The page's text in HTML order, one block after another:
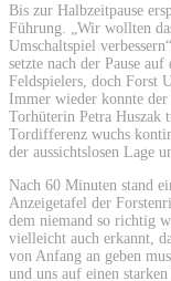
Bis zur Halbzeitpause
Führung. „Wir wollten
Umschaltspiel
setzte nach der Pause
Feldspielers, doch Forst
Immer wieder konnte der
Torhüterin Petra Huszak
Tordifferenz wuchs
der aussichtslosen Lage
Nach 60 Minuten stand
Anzeigetafel der
dem niemand so richtig
vielleicht auch erkannt,
von Anfang an geben
und uns auf einen